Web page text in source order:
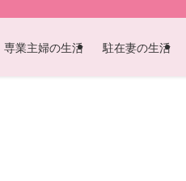
専業主婦の生活 駐在妻の生活